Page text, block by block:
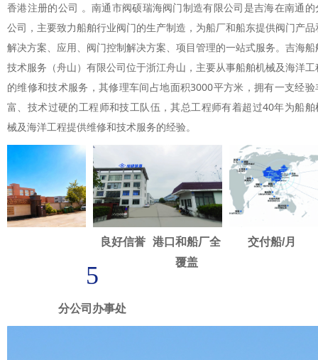
5
分公司办事处
香港注册的公司 。南通市阀硕瑞海阀门制造有限公司是吉海在南通的
公司，主要致力船舶行业阀门的生产制造，为船厂和船东提供阀门产品
解决方案、应用、阀门控制解决方案、项目管理的一站式服务。吉海船
技术服务（舟山）有限公司位于浙江舟山，主要从事船舶机械及海洋工
的维修和技术服务，其修理车间占地面积3000平方米，拥有一支经验
富、技术过硬的工程师和技工队伍，其总工程师有着超过40年为船舶
械及海洋工程提供维修和技术服务的经验。
30+
良好信誉
100+
港口和船厂全
覆盖
150+
交付船/月